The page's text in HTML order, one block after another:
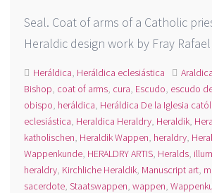
Seal. Coat of arms of a Catholic
Heraldic design work by Fray
Heráldica, Heráldica eclesiástica Araldica
Bishop, coat of arms, cura, Escudo, escudo
obispo, heráldica, Heráldica De la Iglesia
eclesiástica, Heraldica Heraldry, Heraldik,
katholischen, Heraldik Wappen, heraldry,
Wappenkunde, HERALDRY ARTIS, Heralds,
heraldry, Kirchliche Heraldik, Manuscript art,
sacerdote,Staatswappen,wappen,